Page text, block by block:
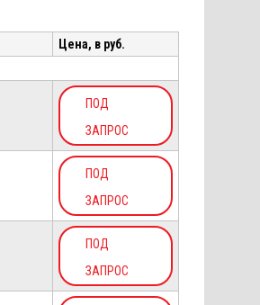
Цена, в руб.
ПОД
ЗАПРОС
ПОД
ЗАПРОС
ПОД
ЗАПРОС